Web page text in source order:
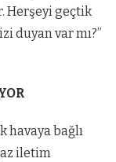
Herşeyi geçtik
duyan var mı?”
havaya bağlı
iletim